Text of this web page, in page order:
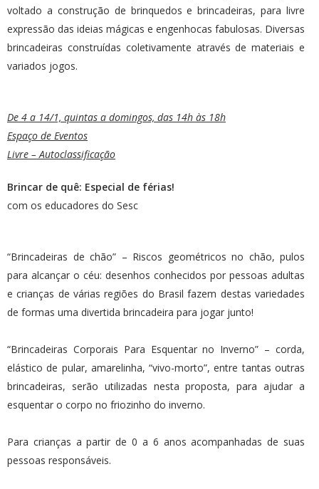
voltado a construção de brinquedos e brincadeiras, para livre
expressão das ideias mágicas e engenhocas fabulosas. Diversas
brincadeiras construídas coletivamente através de materiais e
variados jogos.
De 4 a 14/1, quintas a domingos, das 14h às 18h
Espaço de Eventos
Livre – Autoclassificação
Brincar de quê: Especial de férias!
com os educadores do Sesc
“Brincadeiras de chão” – Riscos geométricos no chão, pulos
para alcançar o céu: desenhos conhecidos por pessoas adultas
e crianças de várias regiões do Brasil fazem destas variedades
de formas uma divertida brincadeira para jogar junto!
“Brincadeiras Corporais Para Esquentar no Inverno” – corda,
elástico de pular, amarelinha, “vivo-morto”, entre tantas outras
brincadeiras, serão utilizadas nesta proposta, para ajudar a
esquentar o corpo no friozinho do inverno.
Para crianças a partir de 0 a 6 anos acompanhadas de suas
pessoas responsáveis.